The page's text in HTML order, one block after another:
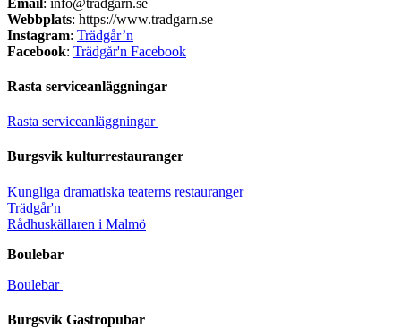
Webbplats: https://www.tradgarn.se
Instagram: Trädgår’n
Facebook: Trädgår'n Facebook
Rasta serviceanläggningar
Rasta serviceanläggningar
Burgsvik kulturrestauranger
Kungliga dramatiska teaterns restauranger
Trädgår'n
Rådhuskällaren i Malmö
Boulebar
Boulebar
Burgsvik Gastropubar